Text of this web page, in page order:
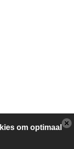
om optimaal